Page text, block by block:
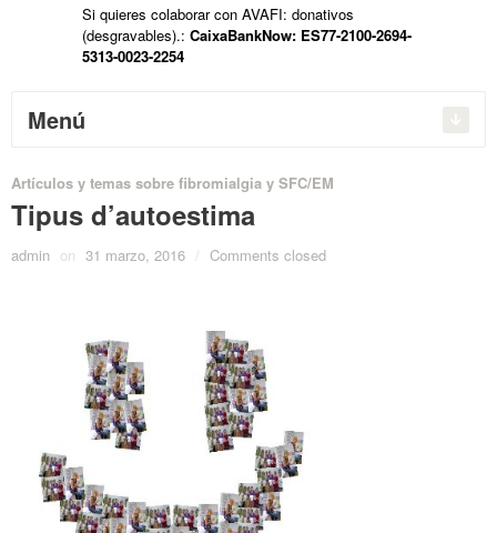
Si quieres colaborar con AVAFI: donativos
(desgravables).:CaixaBankNow: ES77-2100-2694-
5313-0023-2254
Menú
Artículos y temas sobre fibromialgia y SFC/EM
Tipus d’autoestima
admin on 31 marzo, 2016 / Comments closed